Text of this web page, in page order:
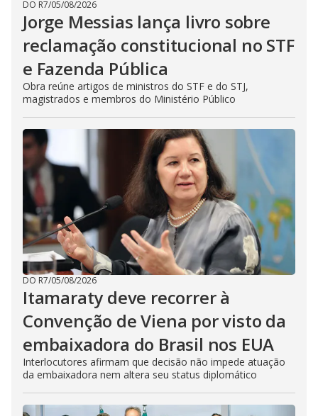
DO R7/05/08/2026
Jorge Messias lança livro sobre
reclamação constitucional no STF
e Fazenda Pública
Obra reúne artigos de ministros do STF e do STJ,
magistrados e membros do Ministério Público
DO R7/05/08/2026
Itamaraty deve recorrer à
Convenção de Viena por visto da
embaixadora do Brasil nos EUA
Interlocutores afirmam que decisão não impede atuação
da embaixadora nem altera seu status diplomático